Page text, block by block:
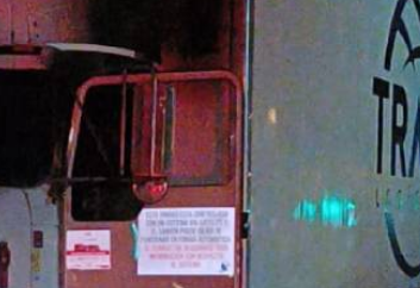
Tere
caso Ayotzinapa y promete justicia
con México
de Colombia
su implicación en desapariciones forzadas